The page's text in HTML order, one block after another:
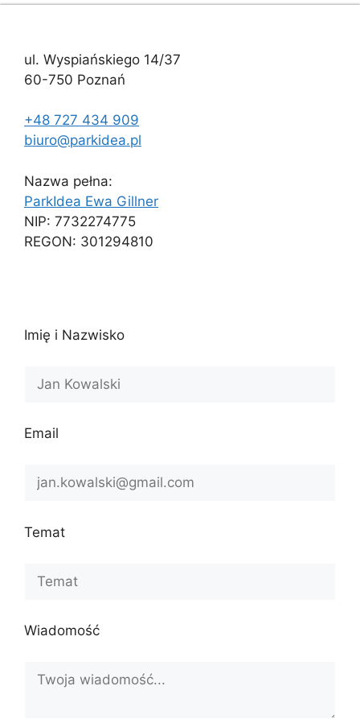
ul. Wyspiańskiego 14/37
60-750 Poznań
+48 727 434 909
biuro@parkidea.pl
Nazwa pełna:
ParkIdea Ewa Gillner
NIP: 7732274775
REGON: 301294810
Imię i Nazwisko
Email
Temat
Wiadomość